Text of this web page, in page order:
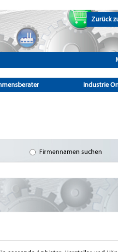
Zurück
Industrie
Firmennamen suchen